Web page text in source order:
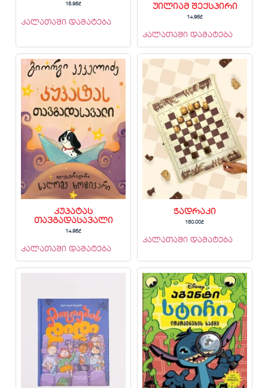
15.95₾
კალათაში დამატება
უილიამ შექსპირი
14.95₾
კალათაში დამატება
კუპატას
თავგადასავალი
14.95₾
კალათაში დამატება
ჭადრაკი
150.00₾
კალათაში დამატება